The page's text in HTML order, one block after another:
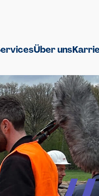
Über uns